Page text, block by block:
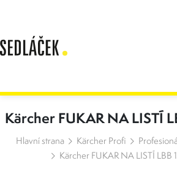
Kärcher FUKAR NA LISTÍ
Hlavní strana Kärcher Profi
Kärcher FUKAR NA LISTÍ LBB